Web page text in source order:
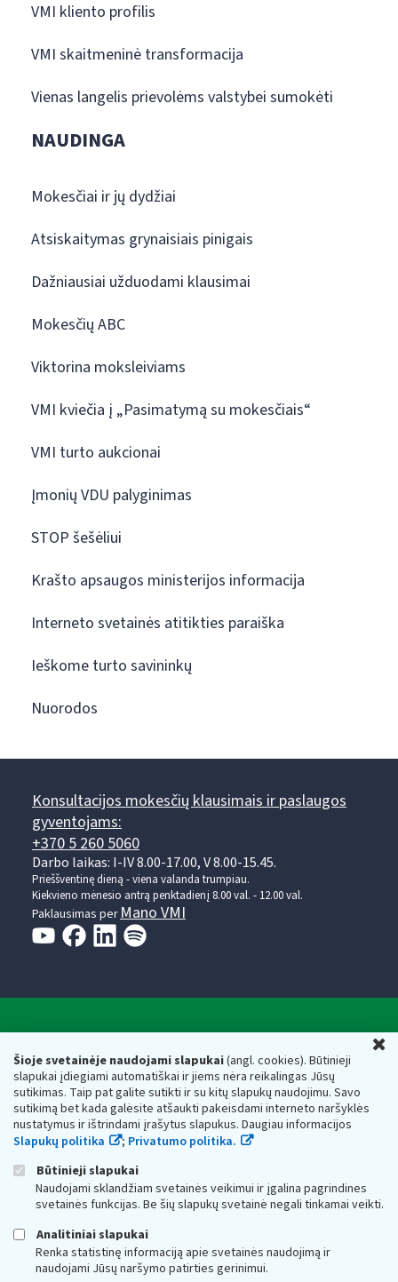
Šioje svetainėje naudojami slapukai(angl. cookies). Būtinieji
slapukai įdiegiami automatiškai ir jiems nėra reikalingas Jūsų
sutikimas. Taip pat galite sutikti ir su kitų slapukų naudojimu. Savo
sutikimą bet kada galėsite atšaukti pakeisdami interneto naršyklės
nustatymus ir ištrindami įrašytus slapukus. Daugiau informacijos
Slapukų politika
; Privatumo politika.
Būtinieji slapukai
Naudojami sklandžiam svetainės veikimui ir įgalina pagrindines
svetainės funkcijas. Be šių slapukų svetainė negali tinkamai veikti.
Analitiniai slapukai
Renka statistinę informaciją apie svetainės naudojimą ir
naudojami Jūsų naršymo patirties gerinimui.
VMI kliento profilis
VMI skaitmeninė transformacija
Vienas langelis prievolėms valstybei sumokėti
NAUDINGA
Mokesčiai ir jų dydžiai
Atsiskaitymas grynaisiais pinigais
Dažniausiai užduodami klausimai
Mokesčių ABC
Viktorina moksleiviams
VMI kviečia į „Pasimatymą su mokesčiais“
VMI turto aukcionai
Įmonių VDU palyginimas
STOP šešėliui
Krašto apsaugos ministerijos informacija
Interneto svetainės atitikties paraiška
Ieškome turto savininkų
Nuorodos
Konsultacijos mokesčių klausimais ir paslaugos
gyventojams:
+370 5 260 5060
Darbo laikas: I-IV 8.00-17.00, V 8.00-15.45.
Prieššventinę dieną - viena valanda trumpiau.
Kiekvieno mėnesio antrą penktadienį 8.00 val. - 12.00 val.
Paklausimas per Mano VMI
Respublikos finansų ministerijos
Biudžetinė įstaiga. Juridinio asmens kodas — 188659752,
adresas: Vasario 16-osios g. 14, 01107 Vilnius, Lietuva, el.paštas:
vmi@vmi.lt, E. pristatymo dėžutės adresas 188659752
Duomenys apie Valstybinę mokesčių inspekciją prie Lietuvos
Respublikos finansų ministerijos kaupiami ir saugomi Juridinių